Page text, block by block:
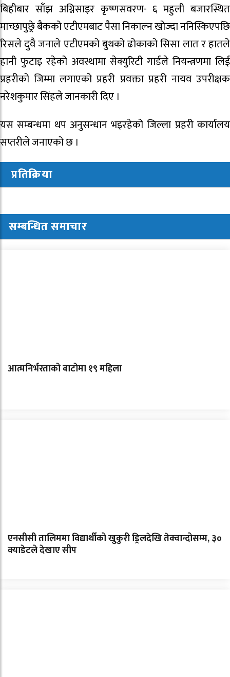
बिहीबार साँझ अग्निसाइर कृष्णसवरण- ६ महुली बजारस्थित‍
माच्छापुछ्रे बैकको एटीएमबाट पैसा निकाल्न खोज्दा ननिस्किएपछि
रिसले दुवै जनाले एटीएमको बुथको ढोकाको सिसा लात र हातले
हानी फुटाइ रहेको अवस्थामा सेक्युरिटी गार्डले नियन्त्रणमा लिई
प्रहरीको जिम्मा लगाएको प्रहरी प्रवक्ता प्रहरी नायव उपरीक्षक
नरेशकुमार सिंहले जानकारी दिए ।
यस सम्बन्धमा थप अनुसन्धान भइरहेको जिल्ला प्रहरी कार्यालय
सप्तरीले जनाएको छ ।
प्रतिक्रिया
सम्बन्धित समाचार
आत्मनिर्भरताको बाटोमा १९ महिला
एनसीसी तालिममा विद्यार्थीको खुकुरी ड्रिलदेखि तेक्वान्दोसम्म, ३०
क्याडेटले देखाए सीप